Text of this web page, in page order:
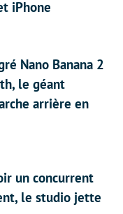
iPhone
Nano Banana 2
le géant
arrière en
un concurrent
le studio jette